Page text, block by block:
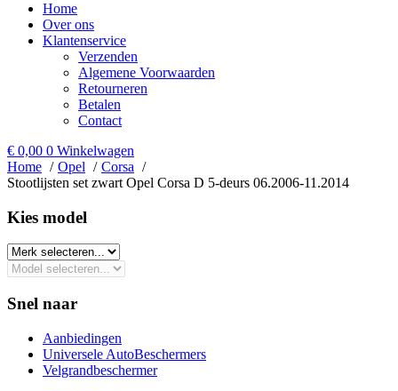
Home
Over ons
Klantenservice
Verzenden
Algemene Voorwaarden
Retourneren
Betalen
Contact
€ 0,00 0 Winkelwagen
Home
Opel
Corsa
Stootlijsten set zwart Opel Corsa D 5-deurs 06.2006-11.2014
Kies model​
Snel naar
Aanbiedingen
Universele AutoBeschermers
Velgrandbeschermer